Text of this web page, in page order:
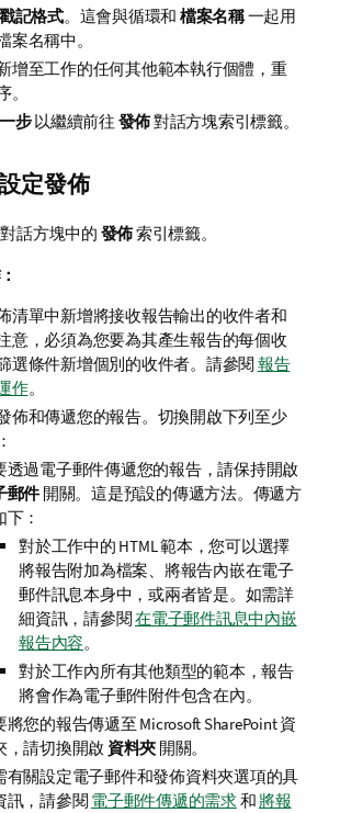
記格式。這會與循環和 檔案名稱一起用
案名稱中。
增至工作的任何其他範本執行個體，重
步以繼續前往 發佈對話方塊索引標籤。
定發佈
話方塊中的 發佈索引標籤。
清單中新增將接收報告輸出的收件者和
意，必須為您要為其產生報告的每個收
選條件新增個別的收件者。請參閱 報告
作。
佈和傳遞您的報告。切換開啟下列至少
透過電子郵件傳遞您的報告，請保持開啟
郵件開關。這是預設的傳遞方法。傳遞方
下：
對於工作中的 HTML範本，您可以選擇
將報告附加為檔案、將報告內嵌在電子
郵件訊息本身中，或兩者皆是。如需詳
細資訊，請參閱在電子郵件訊息中內嵌
報告內容。
對於工作內所有其他類型的範本，報告
將會作為電子郵件附件包含在內。
將您的報告傳遞至 Microsoft SharePoint資
，請切換開啟 資料夾 開關。
有關設定電子郵件和發佈資料夾選項的具
訊，請參閱 電子郵件傳遞的需求和將報